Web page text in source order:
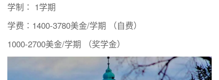
学制∶ 1学期
学费∶1400-3780美金/学期 （自费）
1000-2700美金/学期 （奖学金）